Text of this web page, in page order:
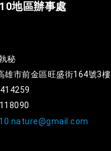
地區辦事處
秘
雄市前金區旺盛街164號3樓